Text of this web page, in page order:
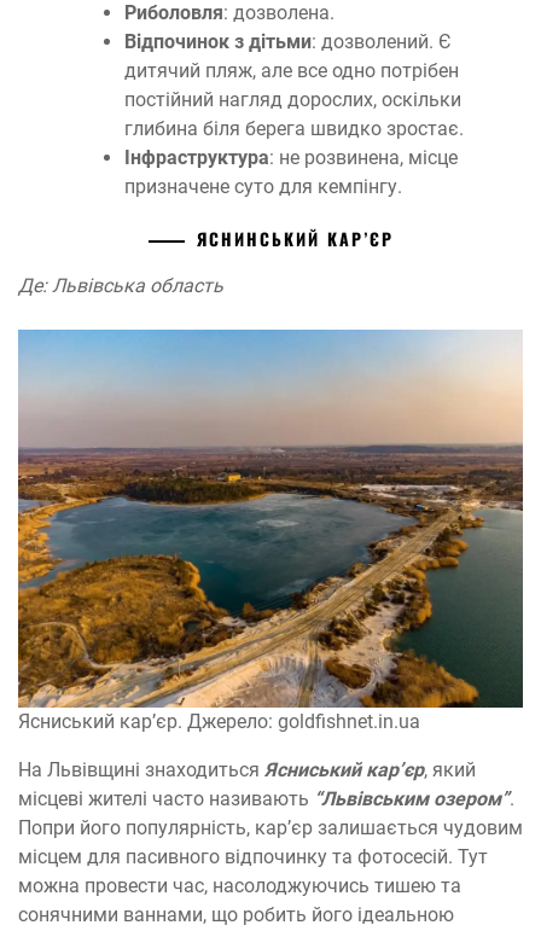
Риболовля: дозволена.
Відпочинок з дітьми: дозволений. Є
дитячий пляж, але все одно потрібен
постійний нагляд дорослих, оскільки
глибина біля берега швидко зростає.
Інфраструктура: не розвинена, місце
призначене суто для кемпінгу.
ЯСНИНСЬКИЙ КАР’ЄР
Де: Львівська область
Ясниський кар’єр. Джерело: goldfishnet.in.ua
На Львівщині знаходиться Ясниський кар’єр, який
місцеві жителі часто називають “Львівським озером”.
Попри його популярність, кар’єр залишається чудовим
місцем для пасивного відпочинку та фотосесій. Тут
можна провести час, насолоджуючись тишею та
сонячними ваннами, що робить його ідеальною